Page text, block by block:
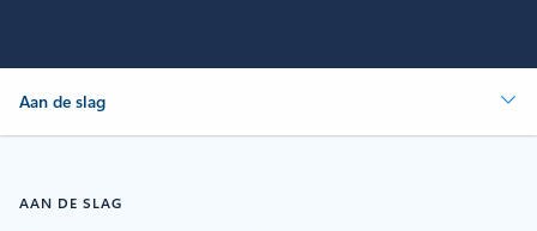
Aan de slag
AAN DE SLAG